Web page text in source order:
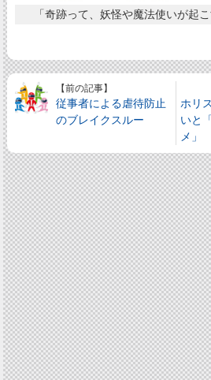
「奇跡って、妖怪や魔法使いが起
【前の記事】
従事者による虐待防止
のブレイクスルー
ホリ
いと
メ」